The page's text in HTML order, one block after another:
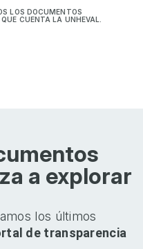
LOS DOCUMENTOS
CUENTA LA UNHEVAL.
a explorar
los últimos
de transparencia